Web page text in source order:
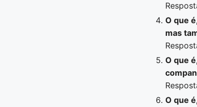
O que
mas
O que
O que